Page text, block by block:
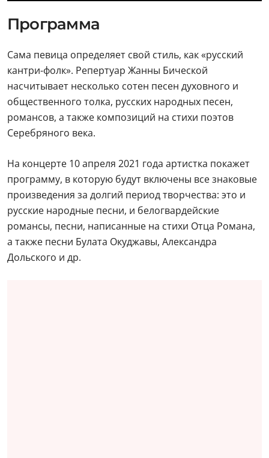
Программа
Сама певица определяет свой стиль, как «русский
кантри-фолк». Репертуар Жанны Бической
насчитывает несколько сотен песен духовного и
общественного толка, русских народных песен,
романсов, а также композиций на стихи поэтов
Серебряного века.
На концерте 10 апреля 2021 года артистка покажет
программу, в которую будут включены все знаковые
произведения за долгий период творчества: это и
русские народные песни, и белогвардейские
романсы, песни, написанные на стихи Отца Романа,
а также песни Булата Окуджавы, Александра
Дольского и др.